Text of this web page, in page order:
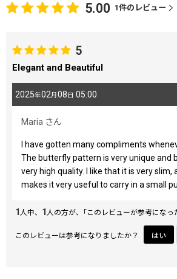
5.00 1件のレビュー
5
Elegant and Beautiful
2025年02月 08 日 05:00
Maria さん
I have gotten many compliments
The butterfly pattern is very unique and
very high quality. I like that it is very slim,
makes it very useful to carry in a small
1人中、 1人の方が、｢このレビューが参考になっ
このレビューは参考になりましたか？ はい